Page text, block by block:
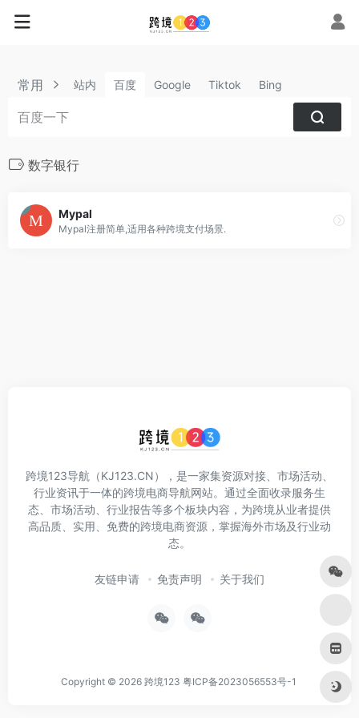
常用 站内 百度 Google Tiktok Bing
数字银行
Mypal
Mypal注册简单,适用各种跨境支付场景.
跨境123导航（KJ123.CN），是一家集资源对接、市场活动、
行业资讯于一体的跨境电商导航网站。通过全面收录服务生
态、市场活动、行业报告等多个板块内容，为跨境从业者提供
高品质、实用、免费的跨境电商资源，掌握海外市场及行业动
态。
友链申请 免责声明 关于我们
Copyright © 2026 跨境123 粤ICP备2023056553号-1